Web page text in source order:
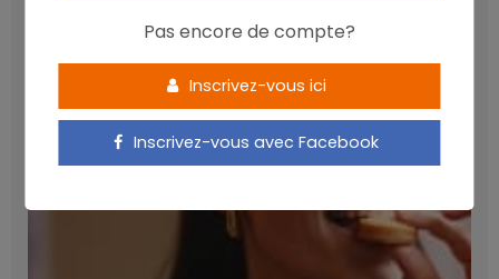
Pas encore de compte?
Inscrivez-vous ici
Inscrivez-vous avec Facebook